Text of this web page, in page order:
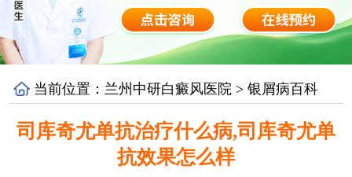
当前位置： 兰州中研白癜风医院 >银屑病百科
司库奇尤单抗治疗什么病,司库奇尤单
抗效果怎么样